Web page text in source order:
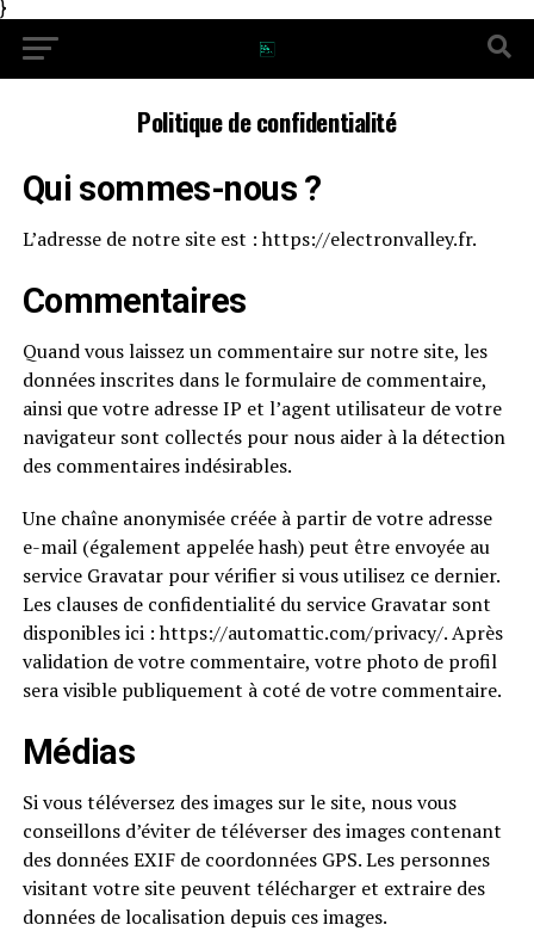
}
Politique de confidentialité
Qui sommes-nous ?
L’adresse de notre site est : https://electronvalley.fr.
Commentaires
Quand vous laissez un commentaire sur notre site, les
données inscrites dans le formulaire de commentaire,
ainsi que votre adresse IP et l’agent utilisateur de votre
navigateur sont collectés pour nous aider à la détection
des commentaires indésirables.
Une chaîne anonymisée créée à partir de votre adresse
e-mail (également appelée hash) peut être envoyée au
service Gravatar pour vérifier si vous utilisez ce dernier.
Les clauses de confidentialité du service Gravatar sont
disponibles ici : https://automattic.com/privacy/. Après
validation de votre commentaire, votre photo de profil
sera visible publiquement à coté de votre commentaire.
Médias
Si vous téléversez des images sur le site, nous vous
conseillons d’éviter de téléverser des images contenant
des données EXIF de coordonnées GPS. Les personnes
visitant votre site peuvent télécharger et extraire des
données de localisation depuis ces images.